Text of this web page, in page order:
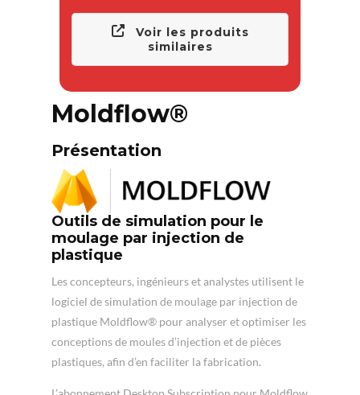
Voir les produits
similaires
Moldflow®
Présentation
Outils de simulation pour le
moulage par injection de
plastique
Les concepteurs, ingénieurs et analystes utilisent le
logiciel de simulation de moulage par injection de
plastique Moldflow® pour analyser et optimiser les
conceptions de moules d’injection et de pièces
plastiques, afin d’en faciliter la fabrication.